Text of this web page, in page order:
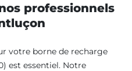
professionnels
votre borne de recharge
est essentiel. Notre